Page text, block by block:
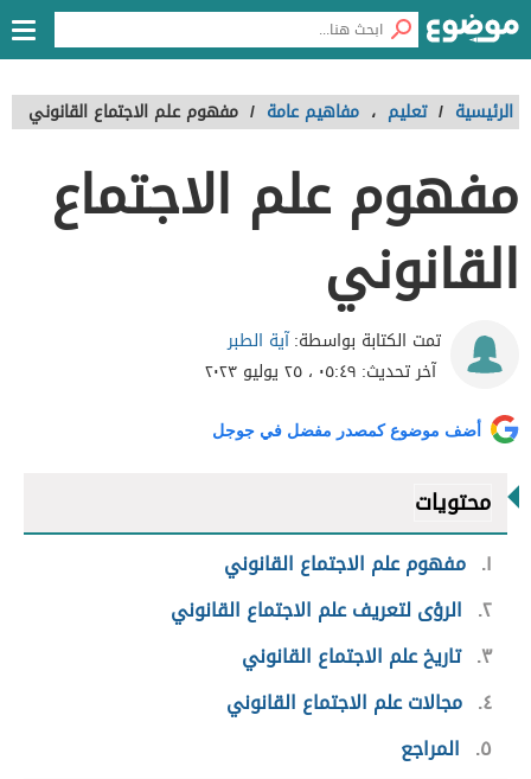
الرئيسية / تعليم ، مفاهيم عامة / مفهوم علم الاجتماع القانوني
مفهوم علم الاجتماع
القانوني
تمت الكتابة بواسطة:آية الطبر
آخر تحديث: ٠٥:٤٩ ، ٢٥ يوليو ٢٠٢٣
أضف موضوع كمصدر مفضل في جوجل
محتويات
١ مفهوم علم الاجتماع القانوني
٢ الرؤى لتعريف علم الاجتماع القانوني
٣ تاريخ علم الاجتماع القانوني
٤ مجالات علم الاجتماع القانوني
٥
المراجع